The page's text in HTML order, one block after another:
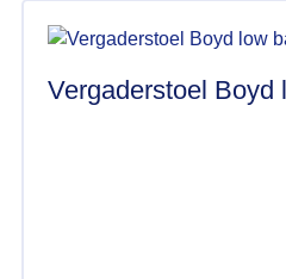
Deze
kan
Vergaderstoel Boyd